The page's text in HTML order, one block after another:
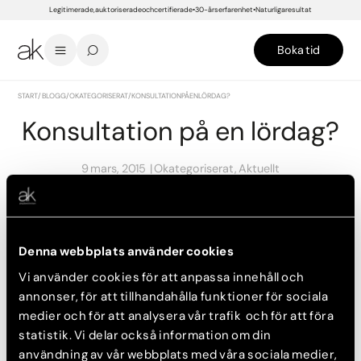
Denna webbplats använder cookies
Vi använder cookies för att anpassa innehåll och
annonser, för att tillhandahålla funktioner för sociala
medier och för att analysera vår trafik och för att föra
statistik. Vi delar också information om din
användning av vår webbplats med våra sociala medier,
Legitimerade, auktoriserade och certifierade 30-års erfarenhet Naturliga resultat
Boka tid
START/BLOGG/OKATEGORISERAT/KONSULTATION PÅ EN LÖRDAG?
Konsultation på en lördag?
9 mars, 2015 Okategoriserat, Aktuellt
Vi vet att det ibland kan vara svårt att få tiden att räcka till,
För dig i Malmö ser vi nu till att du ska kunna träffa vår
att kunna ta emot dig för konsultation en lördag i månaden och
tiderna går åt snabbt vill vi lova.
Nästa bokningsbara lördag i Malmö är den 28/3 och det finns
ett fåtal konsultationstider kvar. Boka antingen via vår